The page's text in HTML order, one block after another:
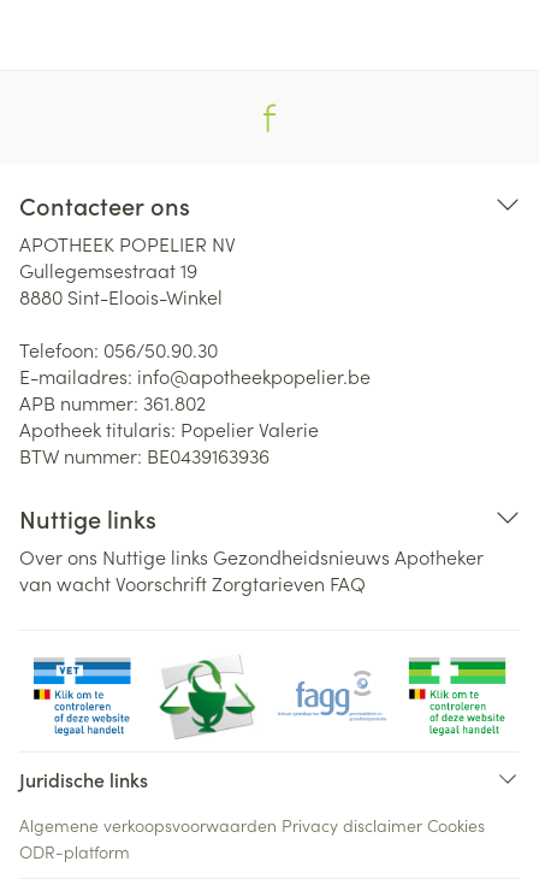
Contacteer ons
APOTHEEK POPELIER NV
Gullegemsestraat 19
8880 Sint-Eloois-Winkel
Telefoon: 056/50.90.30
E-mailadres: info@apotheekpopelier.be
APB nummer: 361.802
Apotheek titularis: Popelier Valerie
BTW nummer: BE0439163936
Nuttige links
Over ons Nuttige links Gezondheidsnieuws Apotheker
van wachtVoorschriftZorgtarieven FAQ
Juridische links
Algemene verkoopsvoorwaarden Privacy disclaimer Cookies
ODR-platform